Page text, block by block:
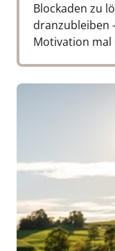
Blockaden zu
dranzubleiben
Motivation mal